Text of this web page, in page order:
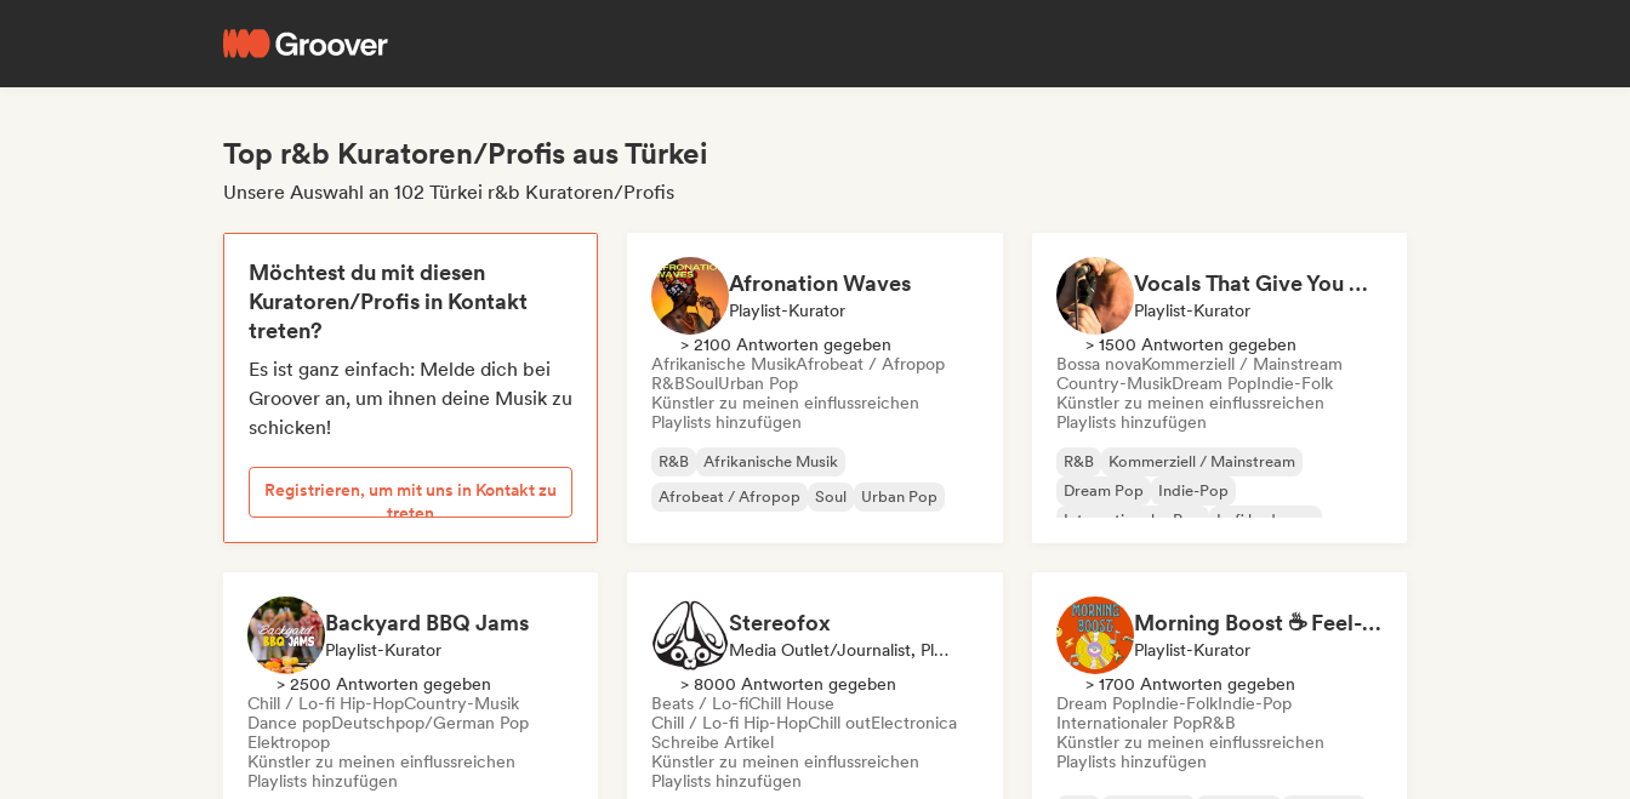
Top r&b Kuratoren/Profis aus Türkei
Unsere Auswahl an 102 Türkei r&b Kuratoren/Profis
Möchtest du mit diesen
Kuratoren/Profis in Kontakt
treten?
Es ist ganz einfach: Melde dich bei
Groover an, um ihnen deine Musik zu
schicken!
Registrieren, um mit uns in Kontakt zu
treten
Afronation Waves
Playlist-Kurator
> 2100 Antworten gegeben
Afrikanische MusikAfrobeat / Afropop
R&BSoulUrban Pop
Künstler zu meinen einflussreichen
Playlists hinzufügen
R&B
Afrikanische Musik
Afrobeat / Afropop
Soul Urban Pop
Vocals That Give You Chills
Playlist-Kurator
> 1500 Antworten gegeben
Bossa novaKommerziell / Mainstream
Country-MusikDream PopIndie-Folk
Künstler zu meinen einflussreichen
Playlists hinzufügen
R&B
Kommerziell / Mainstream
Dream Pop
Indie-Pop
Internationaler Pop
Lofi bedroom
Backyard BBQ Jams
Playlist-Kurator
> 2500 Antworten gegeben
Chill / Lo-fi Hip-HopCountry-Musik
Dance popDeutschpop/German Pop
Elektropop
Künstler zu meinen einflussreichen
Playlists hinzufügen
Stereofox
Media Outlet/Journalist, Playlist-Kurator
> 8000 Antworten gegeben
Beats / Lo-fiChill House
Chill / Lo-fi Hip-HopChill outElectronica
Schreibe Artikel
Künstler zu meinen einflussreichen
Playlists hinzufügen
Morning Boost ☕ Feel-Good Funk, Soul & Neo-Soul to Wake Up
Playlist-Kurator
> 1700 Antworten gegeben
Dream PopIndie-FolkIndie-Pop
Internationaler PopR&B
Künstler zu meinen einflussreichen
Playlists hinzufügen